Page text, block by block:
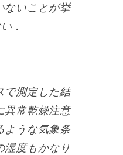
ないことが挙
．
で測定した結
異常乾燥注意
ような気象条
湿度もかなり